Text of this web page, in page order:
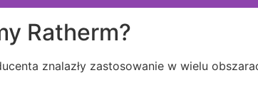
Ratherm?
znalazły zastosowanie w wielu